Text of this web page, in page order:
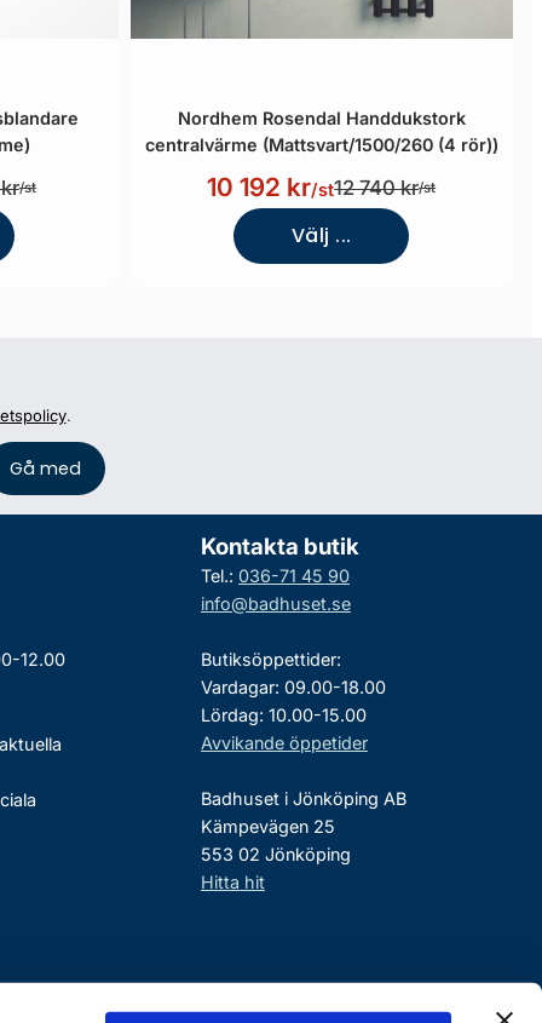
/st
Nordhem Rosendal Handdukstork
centralvärme (Mattsvart/1500/260 (4 rör))
10 192 kr/st12 740 kr/st
Välj ...
.
12.00
Kontakta butik
Tel.: 036-71 45 90
info@badhuset.se
Butiksöppettider:
Vardagar: 09.00-18.00
Lördag: 10.00-15.00
Avvikande öppetider
Badhuset i Jönköping AB
Kämpevägen 25
553 02 Jönköping
Hitta hit